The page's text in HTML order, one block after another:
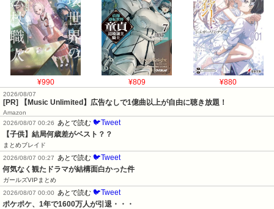
¥990 ¥809 ¥880
2026/08/07
[PR] 【Music Unlimited】広告なしで1億曲以上が自由に聴き放題！
Amazon
2026/08/07 00:26
あとで読む 🐦Tweet
【子供】結局何歳差がベスト？？
まとめブレイド
2026/08/07 00:27
あとで読む 🐦Tweet
何気なく観たドラマが結構面白かった件
ガールズVIPまとめ
2026/08/07 00:00
あとで読む 🐦Tweet
ポケポケ、1年で1600万人が引退・・・